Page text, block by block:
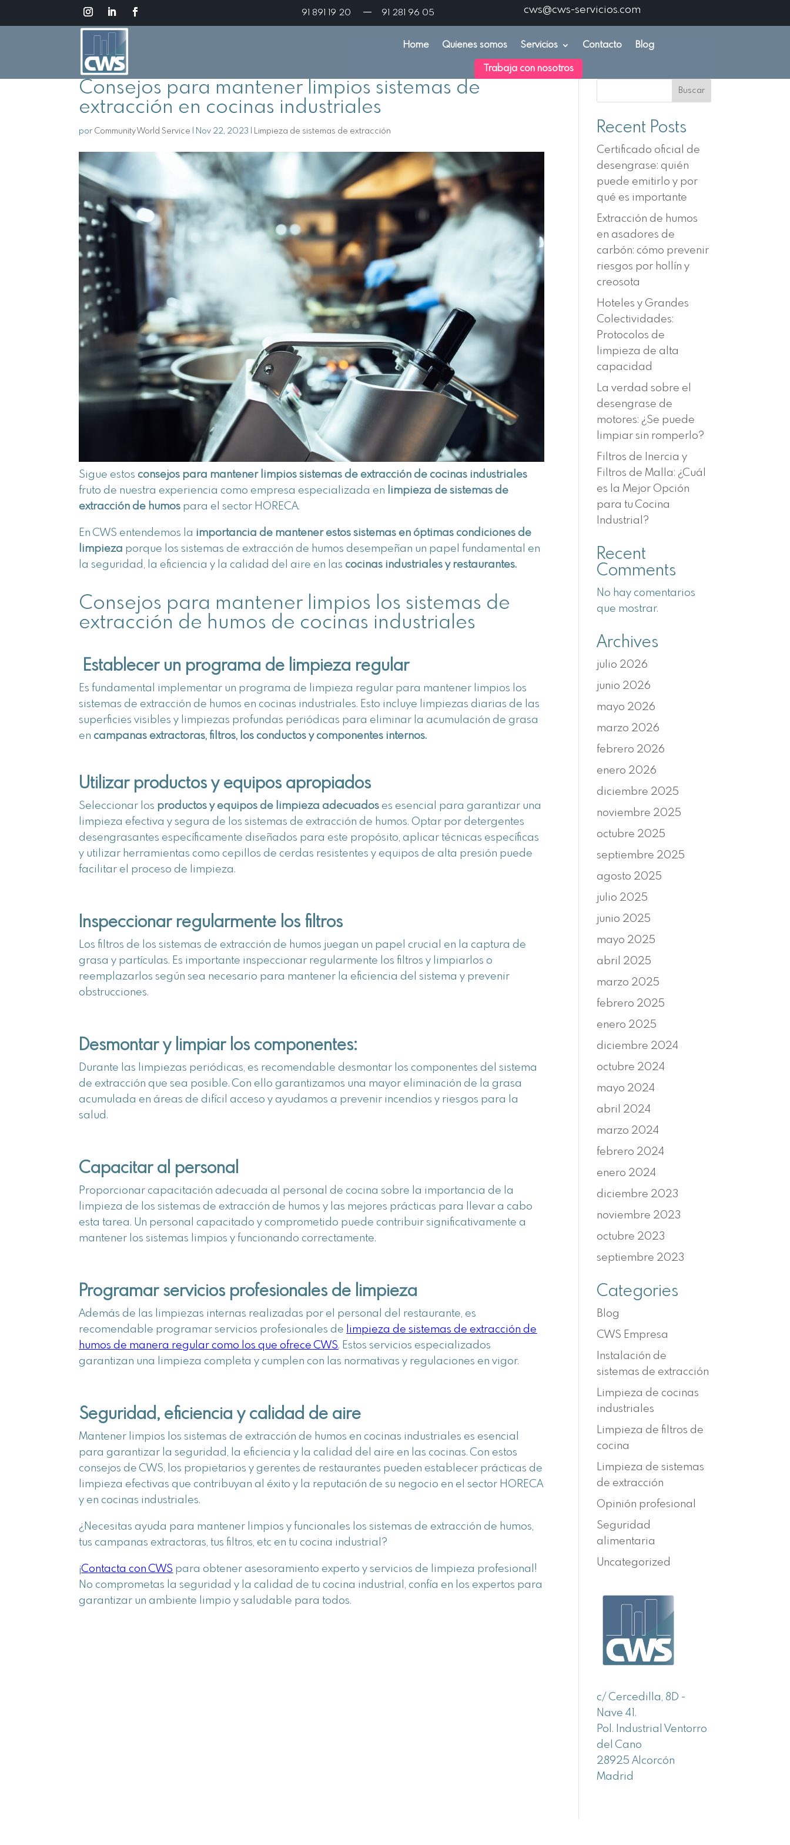
91 891 19 20 — 91 281 96 05 cws@cws-servicios.com
Home Quienes somos Servicios Contacto Blog
Trabaja con nosotros
Consejos para mantener limpios sistemas de
extracción en cocinas industriales
por Community World Service Nov 22, 2023 Limpieza de sistemas de extracción
Sigue estosconsejos para mantener limpios sistemas de extracción de cocinas industriales
fruto de nuestra experiencia como empresa especializada en
limpieza de sistemas de
extracción de humos para el sector HORECA.
En CWS entendemos la importancia de mantener estos sistemas en óptimas condiciones de
limpieza porque los sistemas de extracción de humos desempeñan un papel fundamental en
la seguridad, la eficiencia y la calidad del aire en lascocinas industriales y restaurantes.
Consejos para mantener limpios los sistemas de
extracción de humos de cocinas industriales
Establecer un programa de limpieza regular
Es fundamental implementar un programa de limpieza regular para mantener limpios los
sistemas de extracción de humos en cocinas industriales. Esto incluye limpiezas diarias de las
superficies visibles y limpiezas profundas periódicas para eliminar la acumulación de grasa
encampanas extractoras, filtros, los conductos y componentes internos.
Utilizar productos y equipos apropiados
Seleccionar los productos y equipos de limpieza adecuados es esencial para garantizar una
limpieza efectiva y segura de los sistemas de extracción de humos. Optar por detergentes
desengrasantes específicamente diseñados para este propósito, aplicar técnicas específicas
y utilizar herramientas como cepillos de cerdas resistentes y equipos de alta presión puede
facilitar el proceso de limpieza.
Inspeccionar regularmente los filtros
Los filtros de los sistemas de extracción de humos juegan un papel crucial en la captura de
grasa y partículas. Es importante inspeccionar regularmente los filtros y limpiarlos o
reemplazarlos según sea necesario para mantener la eficiencia del sistema y prevenir
obstrucciones.
Desmontar y limpiar los componentes:
Durante las limpiezas periódicas, es recomendable desmontar los componentes del sistema
de extracción que sea posible. Con ello garantizamos una mayor eliminación de la grasa
acumulada en áreas de difícil acceso y ayudamos a prevenir incendios y riesgos para la
salud.
Capacitar al personal
Proporcionar capacitación adecuada al personal de cocina sobre la importancia de la
limpieza de los sistemas de extracción de humos y las mejores prácticas para llevar a cabo
esta tarea. Un personal capacitado y comprometido puede contribuir significativamente a
mantener los sistemas limpios y funcionando correctamente.
Programar servicios profesionales de limpieza
Además de las limpiezas internas realizadas por el personal del restaurante, es
recomendable programar servicios profesionales de
limpieza de sistemas de extracción de
humos de manera regular como los que ofrece CWS. Estos servicios especializados
garantizan una limpieza completa y cumplen con las normativas y regulaciones en vigor.
Seguridad, eficiencia y calidad de aire
Mantener limpios los sistemas de extracción de humos en cocinas industriales es esencial
para garantizar la seguridad, la eficiencia y la calidad del aire en las cocinas. Con estos
consejos de CWS, los propietarios y gerentes de restaurantes pueden establecer prácticas de
limpieza efectivas que contribuyan al éxito y la reputación de su negocio en el sector HORECA
y en cocinas industriales.
¿Necesitas ayuda para mantener limpios y funcionales los sistemas de extracción de humos,
tus campanas extractoras, tus filtros, etc en tu cocina industrial?
¡Contacta con CWS para obtener asesoramiento experto y servicios de limpieza profesional!
No comprometas la seguridad y la calidad de tu cocina industrial, confía en los expertos para
garantizar un ambiente limpio y saludable para todos.
Buscar
Recent Posts
Certificado oficial de
desengrase: quién
puede emitirlo y por
qué es importante
Extracción de humos
en asadores de
carbón: cómo prevenir
riesgos por hollín y
creosota
Hoteles y Grandes
Colectividades:
Protocolos de
limpieza de alta
capacidad
La verdad sobre el
desengrase de
motores: ¿Se puede
limpiar sin romperlo?
Filtros de Inercia y
Filtros de Malla: ¿Cuál
es la Mejor Opción
para tu Cocina
Industrial?
Recent
Comments
No hay comentarios
que mostrar.
Archives
julio 2026
junio 2026
mayo 2026
marzo 2026
febrero 2026
enero 2026
diciembre 2025
noviembre 2025
octubre 2025
septiembre 2025
agosto 2025
julio 2025
junio 2025
mayo 2025
abril 2025
marzo 2025
febrero 2025
enero 2025
diciembre 2024
octubre 2024
mayo 2024
abril 2024
marzo 2024
febrero 2024
enero 2024
diciembre 2023
noviembre 2023
octubre 2023
septiembre 2023
Categories
Blog
CWS Empresa
Instalación de
sistemas de extracción
Limpieza de cocinas
industriales
Limpieza de filtros de
cocina
Limpieza de sistemas
de extracción
Opinión profesional
Seguridad
alimentaria
Uncategorized
c/ Cercedilla, 8D -
Nave 41.
Pol. Industrial Ventorro
del Cano
28925 Alcorcón
Madrid